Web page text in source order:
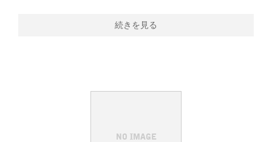
続きを見る